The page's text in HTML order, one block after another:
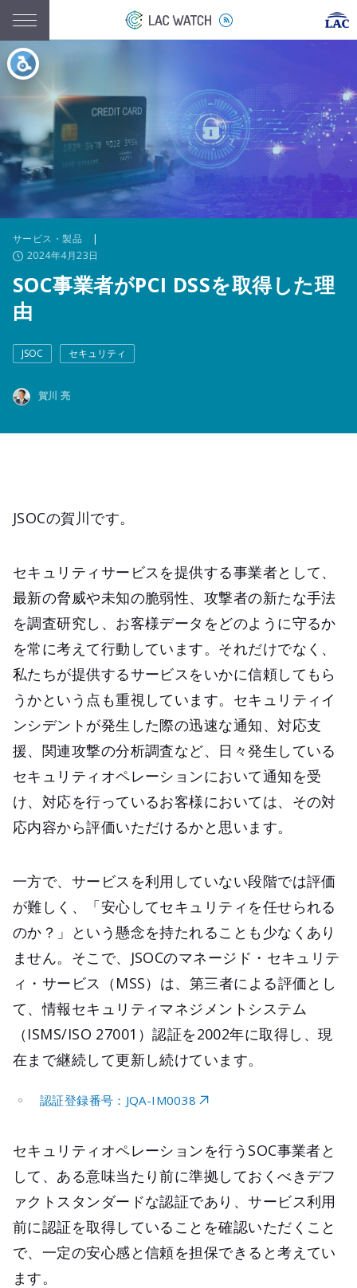
サービス・製品 |
2024年4月23日
SOC事業者がPCI DSSを取得した理
由
JSOC セキュリティ
賀川 亮
JSOCの賀川です。
セキュリティサービスを提供する事業者として、
最新の脅威や未知の脆弱性、攻撃者の新たな手法
を調査研究し、お客様データをどのように守るか
を常に考えて行動しています。それだけでなく、
私たちが提供するサービスをいかに信頼してもら
うかという点も重視しています。セキュリティイ
ンシデントが発生した際の迅速な通知、対応支
援、関連攻撃の分析調査など、日々発生している
セキュリティオペレーションにおいて通知を受
け、対応を行っているお客様においては、その対
応内容から評価いただけるかと思います。
一方で、サービスを利用していない段階では評価
が難しく、「安心してセキュリティを任せられる
のか？」という懸念を持たれることも少なくあり
ません。そこで、JSOCのマネージド・セキュリテ
ィ・サービス（MSS）は、第三者による評価とし
て、情報セキュリティマネジメントシステム
（ISMS/ISO 27001）認証を2002年に取得し、現
在まで継続して更新し続けています。
認証登録番号：JQA-IM0038
セキュリティオペレーションを行うSOC事業者と
して、ある意味当たり前に準拠しておくべきデフ
ァクトスタンダードな認証であり、サービス利用
前に認証を取得していることを確認いただくこと
で、一定の安心感と信頼を担保できると考えてい
ます。